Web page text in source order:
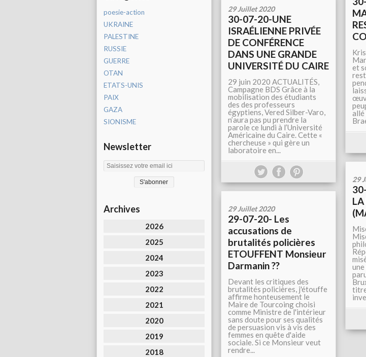
poesie-action
UKRAINE
PALESTINE
RUSSIE
GUERRE
OTAN
ETATS-UNIS
PAIX
GAZA
SIONISME
Newsletter
Archives
2026
2025
2024
2023
2022
2021
2020
2019
2018
et
allé
29 Juillet 2020
30-07-20-UNE
ISRAÉLIENNE PRIVÉE
DE CONFÉRENCE
DANS UNE GRANDE
UNIVERSITÉ DU CAIRE
29 juin 2020 ACTUALITÉS,
Campagne BDS Grâce à la
mobilisation des étudiants
des des professeurs
égyptiens, Vered Silber-Varo,
n’aura pas pu prendre la
parole ce lundi à l’Université
Américaine du Caire. Cette «
chercheuse » qui gère un
laboratoire en...
29
29 Juillet 2020
29-07-20- Les
accusations de
brutalités policières
ETOUFFENT Monsieur
Darmanin ??
Devant les critiques des
brutalités policières, j'étouffe
affirme honteusement le
Maire de Tourcoing choisi
comme Ministre de l'intérieur
sans doute pour ses qualités
de persuasion vis à vis des
femmes en quête d'aide
sociale. Si ce Monsieur veut
rendre...